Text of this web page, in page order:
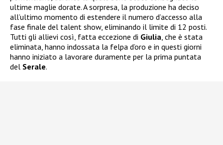
ultime maglie dorate. A sorpresa, la produzione ha deciso
all’ultimo momento di estendere il numero d’accesso alla
fase finale del talent show, eliminando il limite di 12 posti.
Tutti gli allievi così, fatta eccezione di Giulia , che è stata
eliminata, hanno indossata la felpa d’oro e in questi giorni
hanno iniziato a lavorare duramente per la prima puntata
del Serale.